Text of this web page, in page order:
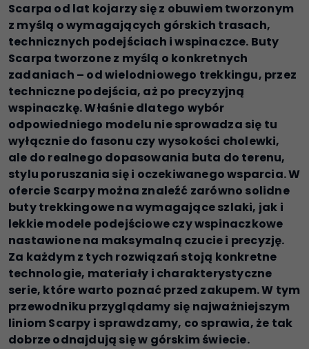
Scarpa od lat kojarzy się z obuwiem tworzonym
z myślą o wymagających górskich trasach,
technicznych podejściach i wspinaczce. Buty
Scarpa tworzone z myślą o konkretnych
zadaniach – od wielodniowego trekkingu, przez
techniczne podejścia, aż po precyzyjną
wspinaczkę. Właśnie dlatego wybór
odpowiedniego modelu nie sprowadza się tu
wyłącznie do fasonu czy wysokości cholewki,
ale do realnego dopasowania buta do terenu,
stylu poruszania się i oczekiwanego wsparcia. W
ofercie Scarpy można znaleźć zarówno solidne
buty trekkingowe na wymagające szlaki, jak i
lekkie modele podejściowe czy wspinaczkowe
nastawione na maksymalną czucie i precyzję.
Za każdym z tych rozwiązań stoją konkretne
technologie, materiały i charakterystyczne
serie, które warto poznać przed zakupem. W tym
przewodniku przyglądamy się najważniejszym
liniom Scarpy i sprawdzamy, co sprawia, że tak
dobrze odnajdują się w górskim świecie.